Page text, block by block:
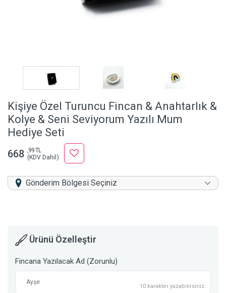
Kişiye Özel Turuncu Fincan & Anahtarlık &
Kolye & Seni Seviyorum Yazılı Mum
Hediye Seti
668 ,99 TL
(KDV Dahil)
Gönderim Bölgesi Seçiniz
Ürünü Özelleştir
Fincana Yazılacak Ad (Zorunlu)
10 karakter yazabilirsiniz.